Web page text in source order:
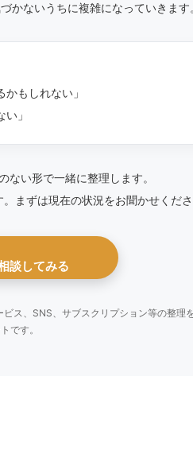
かないうちに複雑になっていきます
もしれない」
」
ない形で一緒に整理します。
まずは現在の状況をお聞かせくだ
談してみる
ス、SNS、サブスクリプション等の整理
です。